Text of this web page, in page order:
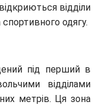
відділи
одягу.
під перший в
відділами
метрів. Ця зона